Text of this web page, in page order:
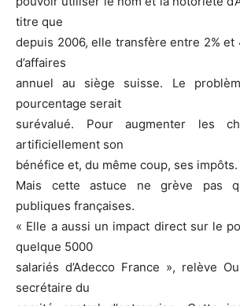
titre que
depuis 2006, elle transfère entre 2% et
d’affaires
annuel au siège suisse. Le
pourcentage serait
surévalué. Pour augmenter les
artificiellement son
bénéfice et, du même coup, ses impôts.
Mais cette astuce ne grève pas
publiques françaises.
« Elle a aussi un impact direct sur le
quelque 5000
salariés d’Adecco France », relève
secrétaire du